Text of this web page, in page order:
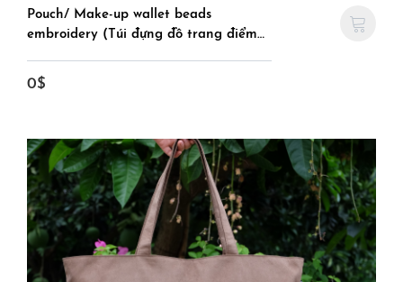
Pouch/ Make-up wallet beads
embroidery (Túi đựng đồ trang điểm
0$